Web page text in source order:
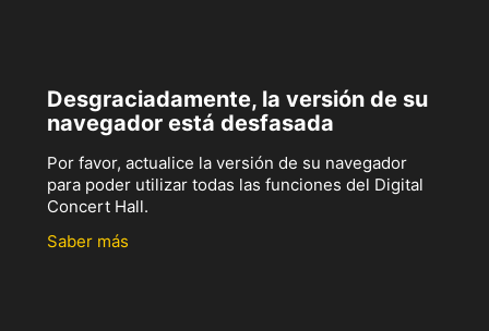
Desgraciadamente, la versión de su
navegador está desfasada
Por favor, actualice la versión de su navegador
para poder utilizar todas las funciones del Digital
Concert Hall.
Saber más